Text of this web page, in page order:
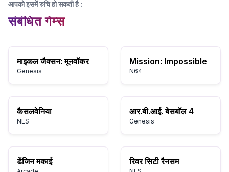
आपको इसमें रुचि हो सकती है:
संबंधित गेम्स
माइकल जैक्सन: मूनवॉकर
Genesis
Mission: Impossible
N64
कैसलवेनिया
NES
आर.बी.आई. बेसबॉल 4
Genesis
डेंजिन मकाई रिवर सिटी रैनसम